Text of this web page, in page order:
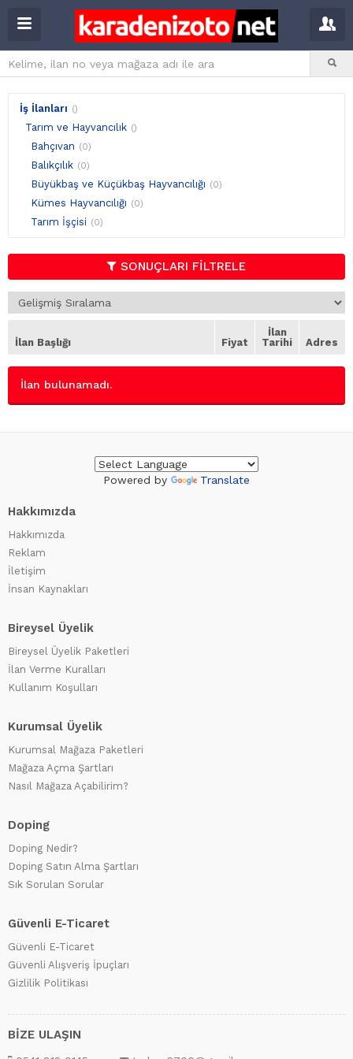
İş İlanları ()
Tarım ve Hayvancılık ()
Bahçıvan (0)
Balıkçılık (0)
Büyükbaş ve Küçükbaş Hayvancılığı (0)
Kümes Hayvancılığı (0)
Tarım İşçisi (0)
SONUÇLARI FİLTRELE
İlan Başlığı Fiyat
İlan
Tarihi
Adres
İlan bulunamadı.
Powered by Translate
Hakkımızda
Hakkımızda
Reklam
İletişim
İnsan Kaynakları
Bireysel Üyelik
Bireysel Üyelik Paketleri
İlan Verme Kuralları
Kullanım Koşulları
Kurumsal Üyelik
Kurumsal Mağaza Paketleri
Mağaza Açma Şartları
Nasıl Mağaza Açabilirim?
Doping
Doping Nedir?
Doping Satın Alma Şartları
Sık Sorulan Sorular
Güvenli E-Ticaret
Güvenli E-Ticaret
Güvenli Alışveriş İpuçları
Gizlilik Politikası
BİZE ULAŞIN